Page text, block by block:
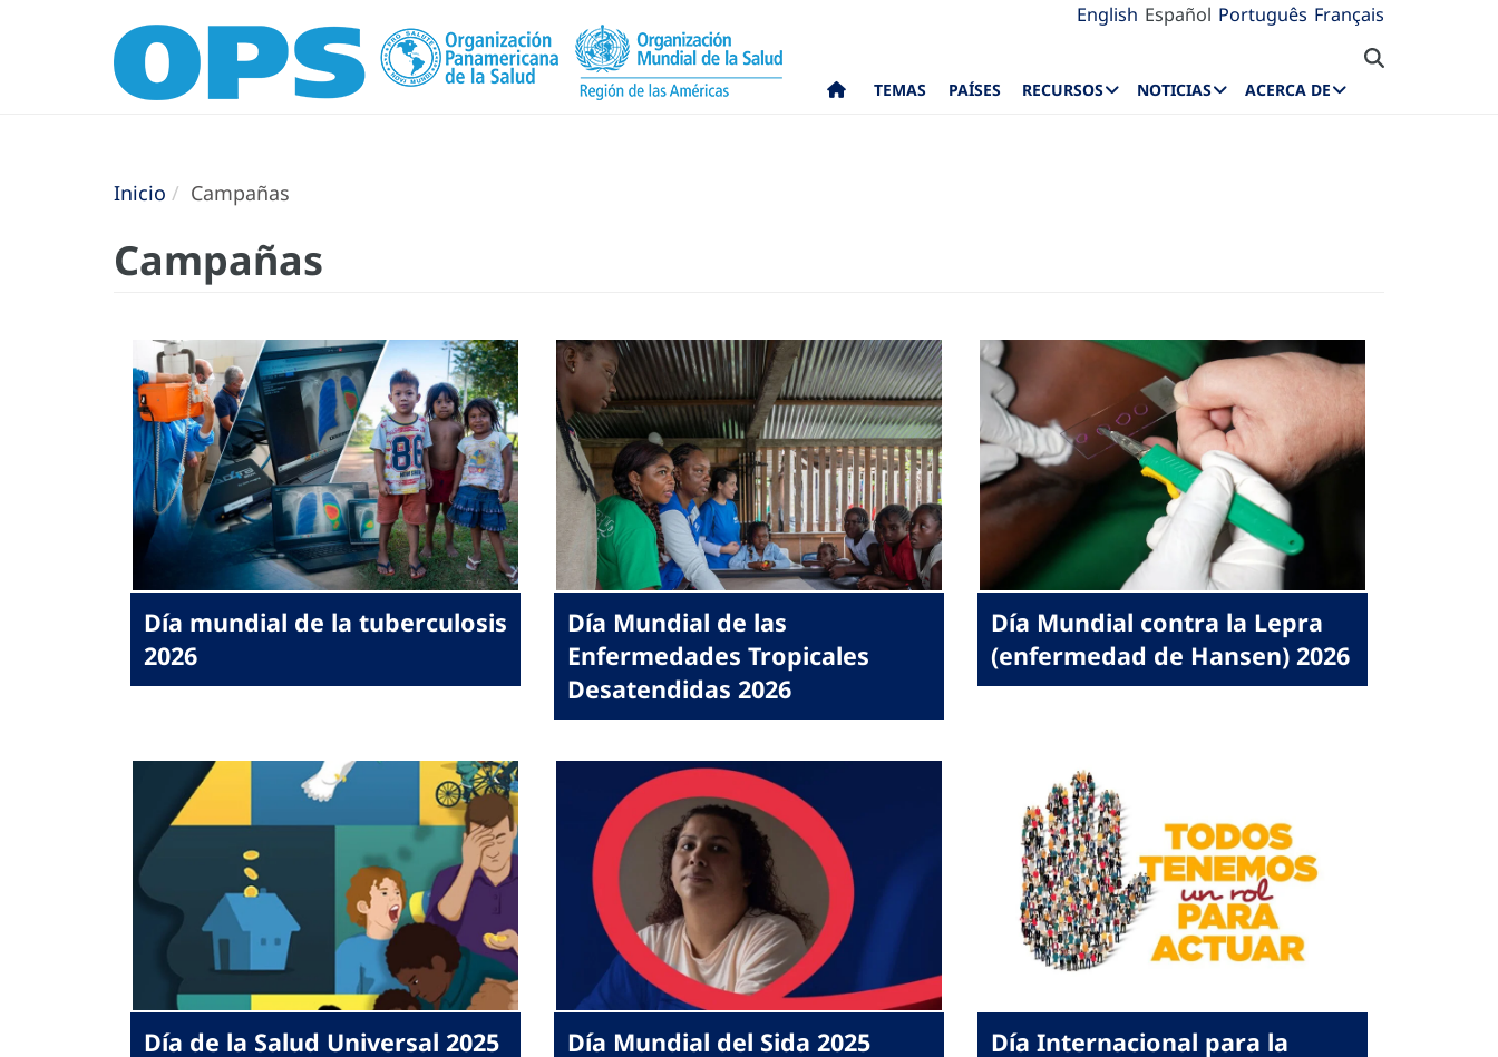
English Español Português Français
TEMAS PAÍSES RECURSOS NOTICIAS ACERCA DE
Inicio Campañas
Campañas
Día mundial de la tuberculosis
2026
Día Mundial de las
Enfermedades Tropicales
Desatendidas 2026
Día Mundial contra la Lepra
(enfermedad de Hansen) 2026
Día de la Salud Universal 2025 Día Mundial del Sida 2025
Día Internacional para la